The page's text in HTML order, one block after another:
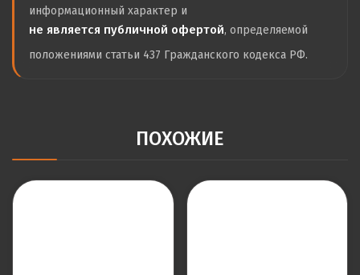
информационный характер и
не является публичной офертой, определяемой
положениями статьи 437 Гражданского кодекса РФ.
ПОХОЖИЕ